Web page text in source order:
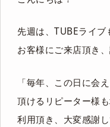
先週は、TUBEライ
お客様にご来店頂き
「毎年、この日に会
頂けるリピーター様
利用頂き、大変感謝